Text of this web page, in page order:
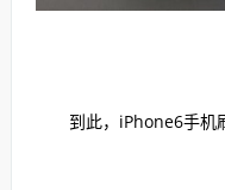
到此，iPhone6手机刷